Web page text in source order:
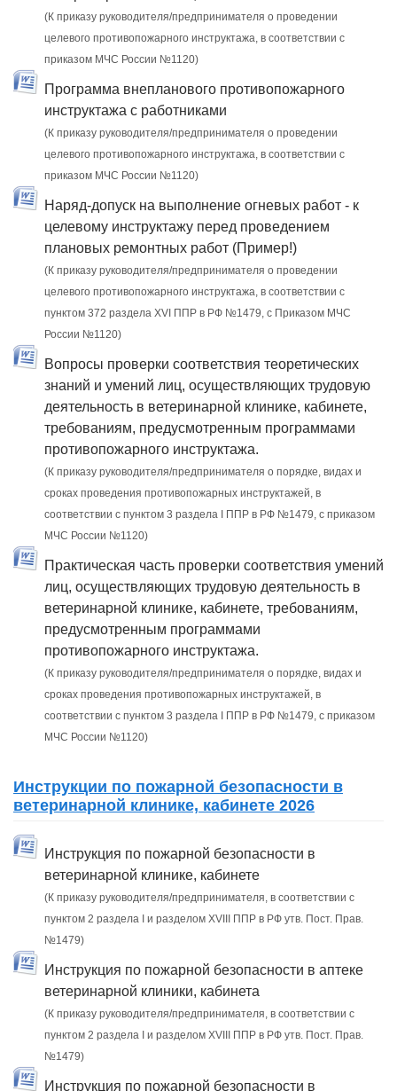
(К приказу руководителя/предпринимателя о проведении
целевого противопожарного инструктажа, в соответствии с
приказом МЧС России №1120)
Программа внепланового противопожарного
инструктажа с работниками
(К приказу руководителя/предпринимателя о проведении
целевого противопожарного инструктажа, в соответствии с
приказом МЧС России №1120)
Наряд-допуск на выполнение огневых работ - к
целевому инструктажу перед проведением
плановых ремонтных работ (Пример!)
(К приказу руководителя/предпринимателя о проведении
целевого противопожарного инструктажа, в соответствии с
пунктом 372 раздела XVI ППР в РФ №1479, c Приказом МЧС
России №1120)
Вопросы проверки соответствия теоретических
знаний и умений лиц, осуществляющих трудовую
деятельность в ветеринарной клинике, кабинете,
требованиям, предусмотренным программами
противопожарного инструктажа.
(К приказу руководителя/предпринимателя о порядке, видах и
сроках проведения противопожарных инструктажей, в
соответствии с пунктом 3 раздела I ППР в РФ №1479, с приказом
МЧС России №1120)
Практическая часть проверки соответствия умений
лиц, осуществляющих трудовую деятельность в
ветеринарной клинике, кабинете, требованиям,
предусмотренным программами
противопожарного инструктажа.
(К приказу руководителя/предпринимателя о порядке, видах и
сроках проведения противопожарных инструктажей, в
соответствии с пунктом 3 раздела I ППР в РФ №1479, с приказом
МЧС России №1120)
Инструкции по пожарной безопасности в
ветеринарной клинике, кабинете 2026
Инструкция по пожарной безопасности в
ветеринарной клинике, кабинете
(К приказу руководителя/предпринимателя, в соответствии с
пунктом 2 раздела I и разделом XVIII ППР в РФ утв. Пост. Прав.
№1479)
Инструкция по пожарной безопасности в аптеке
ветеринарной клиники, кабинета
(К приказу руководителя/предпринимателя, в соответствии с
пунктом 2 раздела I и разделом XVIII ППР в РФ утв. Пост. Прав.
№1479)
Инструкция по пожарной безопасности в